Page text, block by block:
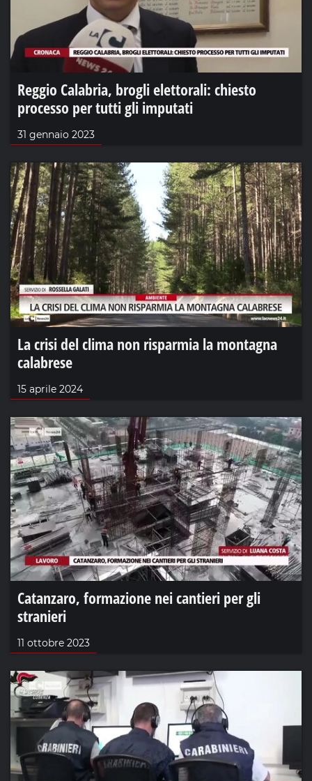
Reggio Calabria, brogli elettorali: chiesto
processo per tutti gli imputati
31 gennaio 2023
La crisi del clima non risparmia la montagna
calabrese
15 aprile 2024
Catanzaro, formazione nei cantieri per gli
stranieri
11 ottobre 2023